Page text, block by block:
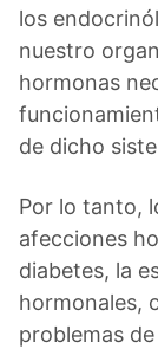
los
nuestro
hormonas
de dicho
Por lo tanto,
afecciones
diabetes, la
hormonales,
problemas